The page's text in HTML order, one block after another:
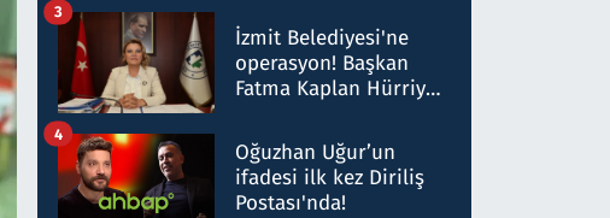
Milyar liralık para
trafiği tespit edildi
İzmit Belediyesi'ne
operasyon! Başkan
Fatma Kaplan Hürriyet
3
Oğuzhan Uğur’un
ifadesi ilk kez Diriliş
Postası'nda!
4